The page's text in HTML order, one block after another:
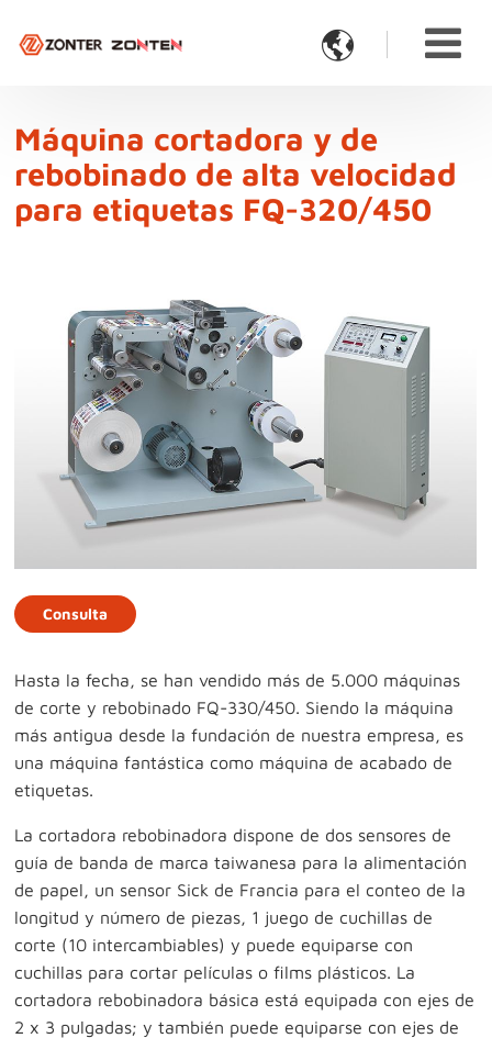

Máquina cortadora y de
rebobinado de alta velocidad
para etiquetas FQ-320/450
Consulta
Hasta la fecha, se han vendido más de 5.000 máquinas
de corte y rebobinado FQ-330/450. Siendo la máquina
más antigua desde la fundación de nuestra empresa, es
una máquina fantástica como máquina de acabado de
etiquetas.
La cortadora rebobinadora dispone de dos sensores de
guía de banda de marca taiwanesa para la alimentación
de papel, un sensor Sick de Francia para el conteo de la
longitud y número de piezas, 1 juego de cuchillas de
corte (10 intercambiables) y puede equiparse con
cuchillas para cortar películas o films plásticos. La
cortadora rebobinadora básica está equipada con ejes de
2 x 3 pulgadas; y también puede equiparse con ejes de